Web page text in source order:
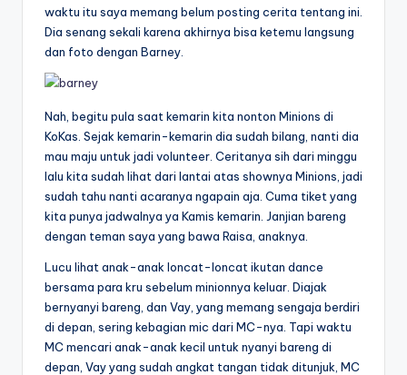
waktu itu saya memang belum posting cerita tentang ini.
Dia senang sekali karena akhirnya bisa ketemu langsung
dan foto dengan Barney.
Nah, begitu pula saat kemarin kita nonton Minions di
KoKas. Sejak kemarin-kemarin dia sudah bilang, nanti dia
mau maju untuk jadi volunteer. Ceritanya sih dari minggu
lalu kita sudah lihat dari lantai atas shownya Minions, jadi
sudah tahu nanti acaranya ngapain aja. Cuma tiket yang
kita punya jadwalnya ya Kamis kemarin. Janjian bareng
dengan teman saya yang bawa Raisa, anaknya.
Lucu lihat anak-anak loncat-loncat ikutan dance
bersama para kru sebelum minionnya keluar. Diajak
bernyanyi bareng, dan Vay, yang memang sengaja berdiri
di depan, sering kebagian mic dari MC-nya. Tapi waktu
MC mencari anak-anak kecil untuk nyanyi bareng di
depan, Vay yang sudah angkat tangan tidak ditunjuk, MC